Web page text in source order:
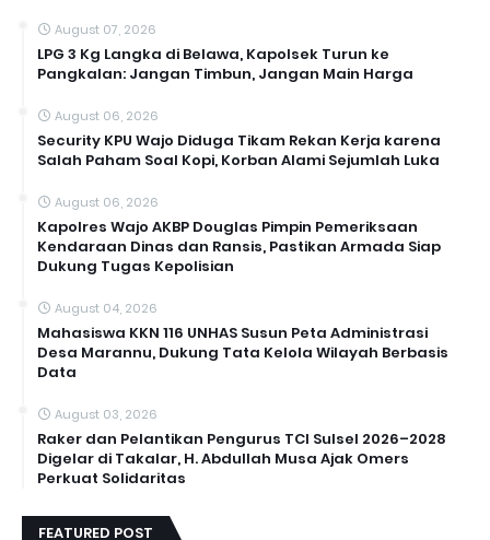
August 07, 2026
LPG 3 Kg Langka di Belawa, Kapolsek Turun ke
Pangkalan: Jangan Timbun, Jangan Main Harga
August 06, 2026
Security KPU Wajo Diduga Tikam Rekan Kerja karena
Salah Paham Soal Kopi, Korban Alami Sejumlah Luka
August 06, 2026
Kapolres Wajo AKBP Douglas Pimpin Pemeriksaan
Kendaraan Dinas dan Ransis, Pastikan Armada Siap
Dukung Tugas Kepolisian
August 04, 2026
Mahasiswa KKN 116 UNHAS Susun Peta Administrasi
Desa Marannu, Dukung Tata Kelola Wilayah Berbasis
Data
August 03, 2026
Raker dan Pelantikan Pengurus TCI Sulsel 2026–2028
Digelar di Takalar, H. Abdullah Musa Ajak Omers
Perkuat Solidaritas
FEATURED POST